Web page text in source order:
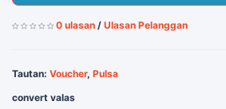
0 ulasan / Ulasan Pelanggan
Tautan: Voucher, Pulsa
convert valas